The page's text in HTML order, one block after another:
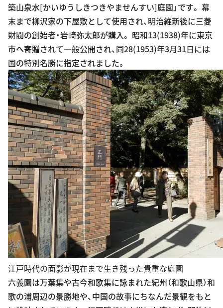
築山泉水[かいゆうしきつきやませんすい]庭園」です。 幕
末まで柳沢家の下屋敷として使用され、明治維新後に三菱
財閥の創始者・岩崎弥太郎が購入。 昭和13(1938)年に東京
市へ寄贈されて一般公開され、同28(1953)年3月31日には
国の特別名勝に指定されました。
江戸時代の面影が現在まで生き残った貴重な庭園
六義園は万葉集や古今和歌集に詠まれた紀州（和歌山県）和
歌の浦周辺の景勝地や、中国の故事にちなんだ景観をもと